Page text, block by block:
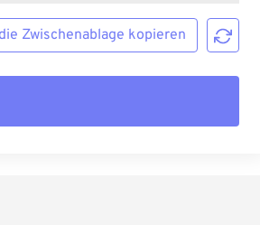
Zwischenablage kopieren